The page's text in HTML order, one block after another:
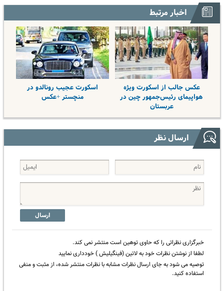
اخبار مرتبط
عکس جالب از اسکورت ویژه
هواپیمای رئیس‌جمهور چین در
عربستان
اسکورت عجیب رونالدو در
منچستر +عکس
ارسال نظر
ارسال
خبرگزاری نظراتی را که حاوی توهین است منتشر نمی کند.
لطفا از نوشتن نظرات خود به لاتین (فینگیلیش ) خودداری نمایید
توصیه می شود به جای ارسال نظرات مشابه با نظرات منتشر شده، از مثبت و منفی
استفاده کنید.